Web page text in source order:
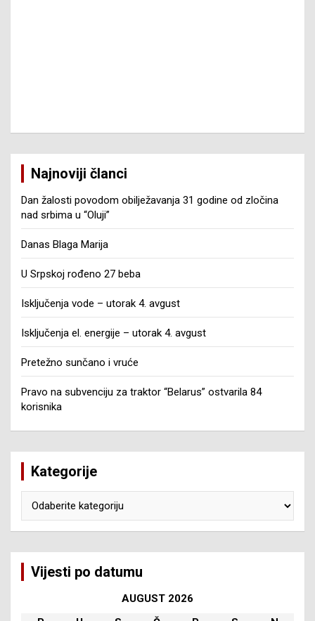
Najnoviji članci
Dan žalosti povodom obilježavanja 31 godine od zločina
nad srbima u “Oluji”
Danas Blaga Marija
U Srpskoj rođeno 27 beba
Isključenja vode – utorak 4. avgust
Isključenja el. energije – utorak 4. avgust
Pretežno sunčano i vruće
Pravo na subvenciju za traktor “Belarus” ostvarila 84
korisnika
Kategorije
Vijesti po datumu
AUGUST 2026